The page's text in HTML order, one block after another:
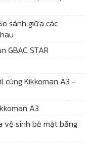
sánh giữa các
GBAC STAR
Kikkoman A3 -
A3
vệ sinh bề mặt bằng